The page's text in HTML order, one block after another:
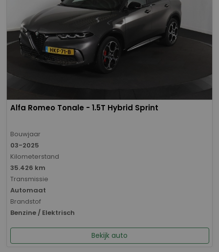
Alfa Romeo Tonale - 1.5T Hybrid Sprint
Bouwjaar
03-2025
Kilometerstand
35.426 km
Transmissie
Automaat
Brandstof
Benzine / Elektrisch
Bekijk auto